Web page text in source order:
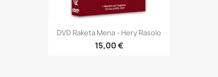
DVD Raketa Mena - Hery Rasolo
15,00 €